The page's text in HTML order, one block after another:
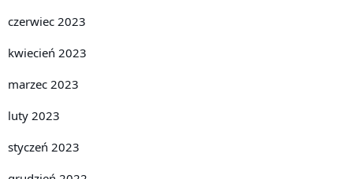
czerwiec 2023
kwiecień 2023
marzec 2023
luty 2023
styczeń 2023